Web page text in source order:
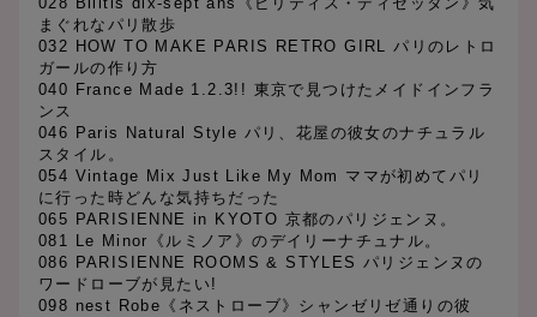
まぐれなパリ散歩
032 HOW TO MAKE PARIS RETRO GIRL パリのレトロ
ガールの作り方
040 France Made 1.2.3!! 東京で見つけたメイドインフラ
ンス
046 Paris Natural Style パリ、花屋の彼女のナチュラル
スタイル。
054 Vintage Mix Just Like My Mom ママが初めてパリ
に行った時どんな気持ちだった
065 PARISIENNE in KYOTO 京都のパリジェンヌ。
081 Le Minor《ルミノア》のデイリーナチュナル。
086 PARISIENNE ROOMS & STYLES パリジェンヌの
ワードローブが見たい!
098 nest Robe《ネストローブ》シャンゼリゼ通りの彼